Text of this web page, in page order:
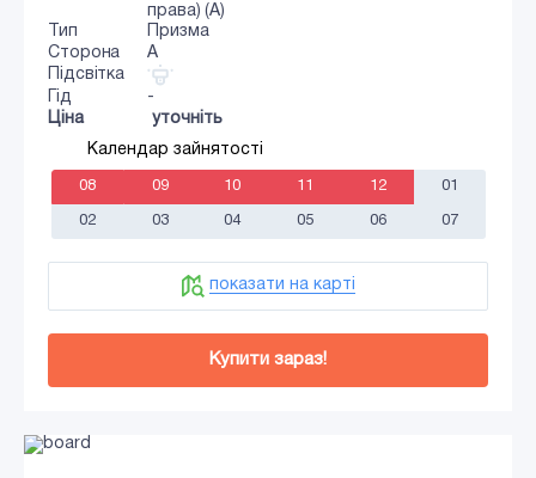
права) (А)
Тип
Призма
Сторона
A
Підсвітка
Гід
-
Ціна
уточніть
Календар зайнятості
08 09 10 11 12 01
02 03 04 05 06 07
показати на карті
Купити зараз!